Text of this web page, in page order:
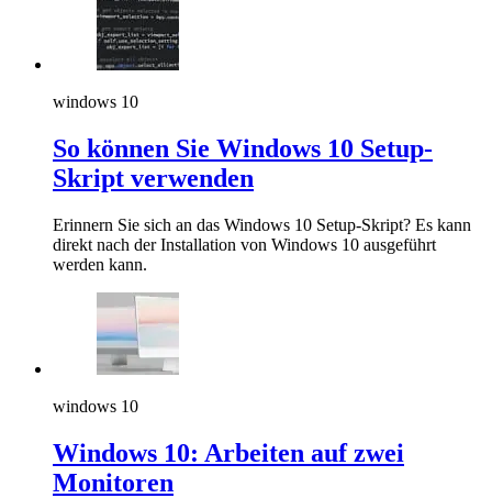
windows 10
So können Sie Windows 10 Setup-
Skript verwenden
Erinnern Sie sich an das Windows 10 Setup-Skript? Es kann
direkt nach der Installation von Windows 10 ausgeführt
werden kann.
windows 10
Windows 10: Arbeiten auf zwei
Monitoren